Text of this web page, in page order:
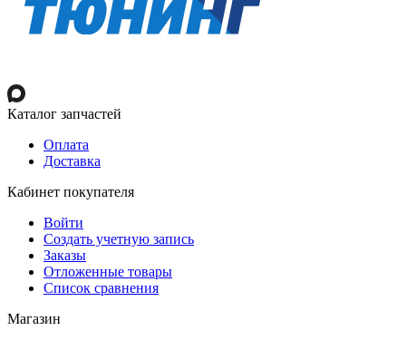
Каталог запчастей
Оплата
Доставка
Кабинет покупателя
Войти
Создать учетную запись
Заказы
Отложенные товары
Список сравнения
Магазин